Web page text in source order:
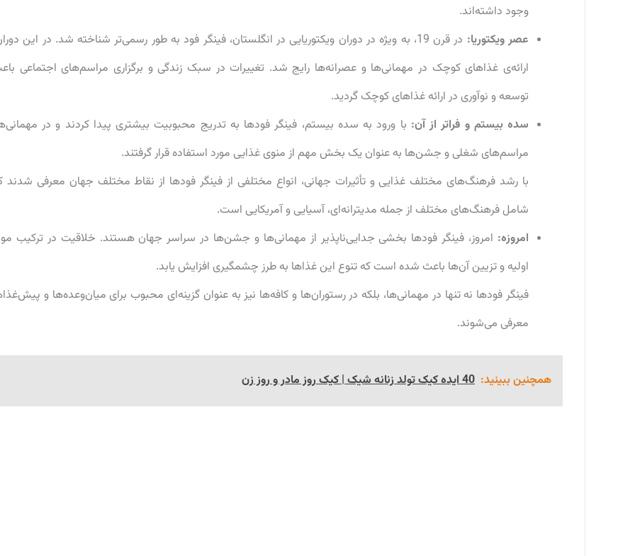
وجود داشته‌اند.
عصر ویکتوریا:
در قرن 19، به ویژه در دوران ویکتوریایی در انگلستان، فینگر فود به طور رسمی‌تر شناخته شد. در این
ارائه‌ی غذاهای کوچک در مهمانی‌ها و عصرانه‌ها رایج شد. تغییرات در سبک زندگی و برگزاری مراسم‌های اجتماعی
توسعه و نوآوری در ارائه غذاهای کوچک گردید.
سده بیستم و فراتر از آن: با ورود به سده بیستم، فینگر فودها به تدریج محبوبیت بیشتری پیدا کردند و در
مراسم‌های شغلی و جشن‌ها به عنوان یک بخش مهم از منوی غذایی مورد استفاده قرار گرفتند.
با رشد فرهنگ‌های مختلف غذایی و تأثیرات جهانی، انواع مختلفی از فینگر فودها از نقاط مختلف جهان معرفی شدند
شامل فرهنگ‌های مختلف از جمله مدیترانه‌ای، آسیایی و آمریکایی است.
امروزه: امروز، فینگر فودها بخشی جدایی‌ناپذیر از مهمانی‌ها و جشن‌ها در سراسر جهان هستند. خلاقیت در ترکیب
اولیه و تزیین آن‌ها باعث شده است که تنوع این غذاها به طرز چشمگیری افزایش یابد.
فینگر فودها نه تنها در مهمانی‌ها، بلکه در رستوران‌ها و کافه‌ها نیز به عنوان گزینه‌ای محبوب برای میان‌وعده‌ها و
معرفی می‌شوند.
همچنین ببینید: 40 ایده کیک تولد زنانه شیک | کیک روز مادر و روز زن